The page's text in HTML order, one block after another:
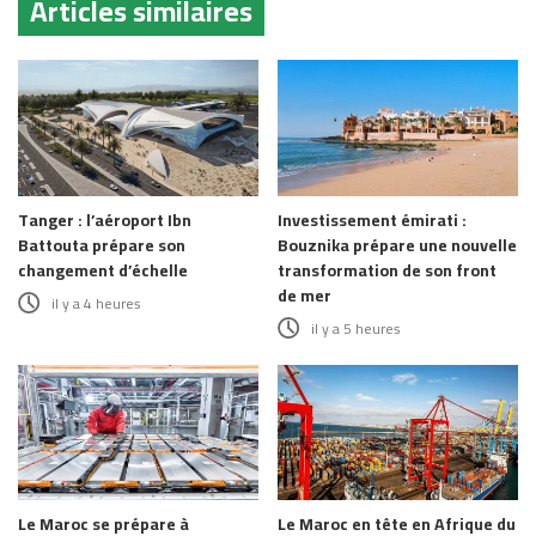
Articles similaires
Tanger : l’aéroport Ibn
Battouta prépare son
changement d’échelle
il y a 4 heures
Investissement émirati :
Bouznika prépare une nouvelle
transformation de son front
de mer
il y a 5 heures
Le Maroc se prépare à
Le Maroc en tête en Afrique du